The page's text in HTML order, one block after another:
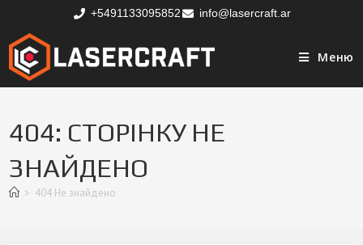
+5491133095852 info@lasercraft.ar
Меню
404: СТОРІНКУ НЕ
ЗНАЙДЕНО
> 404 Не знайдено